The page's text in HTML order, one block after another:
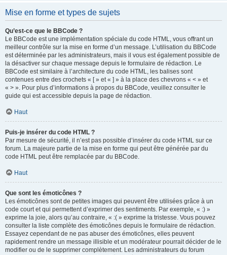
Mise en forme et types de sujets
Qu’est-ce que le BBCode ?
Le BBCode est une implémentation spéciale du code HTML, vous offrant un
meilleur contrôle sur la mise en forme d’un message. L’utilisation du BBCode
est déterminée par les administrateurs, mais il vous est également possible de
la désactiver sur chaque message depuis le formulaire de rédaction. Le
BBCode est similaire à l’architecture du code HTML, les balises sont
contenues entre des crochets « [ » et « ] » à la place des chevrons « < » et
« > ». Pour plus d’informations à propos du BBCode, veuillez consulter le
guide qui est accessible depuis la page de rédaction.
Haut
Puis-je insérer du code HTML ?
Par mesure de sécurité, il n’est pas possible d’insérer du code HTML sur ce
forum. La majeure partie de la mise en forme qui peut être générée par du
code HTML peut être remplacée par du BBCode.
Haut
Que sont les émoticônes ?
Les émoticônes sont de petites images qui peuvent être utilisées grâce à un
code court et qui permettent d’exprimer des sentiments. Par exemple, « :) »
exprime la joie, alors qu’au contraire, « :( » exprime la tristesse. Vous pouvez
consulter la liste complète des émoticônes depuis le formulaire de rédaction.
Essayez cependant de ne pas abuser des émoticônes, elles peuvent
rapidement rendre un message illisible et un modérateur pourrait décider de le
modifier ou de le supprimer complètement. Les administrateurs du forum